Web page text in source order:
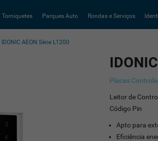
Torniquetes Parques Auto Rondas e Serviços
IDONIC AEON Série L1200
Placas
Leitor de
Código Pin
Apto para
Eficiência